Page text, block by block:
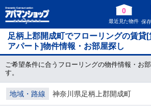
0
最近見た物件 保
足柄上郡開成町でフローリングの賃貸[
アパート]物件情報・お部屋探し
ご希望条件に合うフローリングの物件情報・お
す。
地域・路線 神奈川県足柄上郡開成町